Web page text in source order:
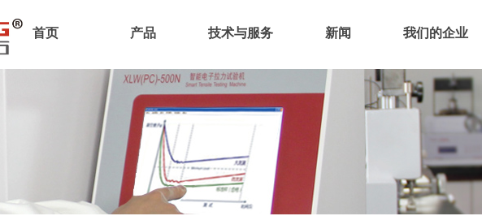
首页 产品 技术与服务 新闻 我们的企业